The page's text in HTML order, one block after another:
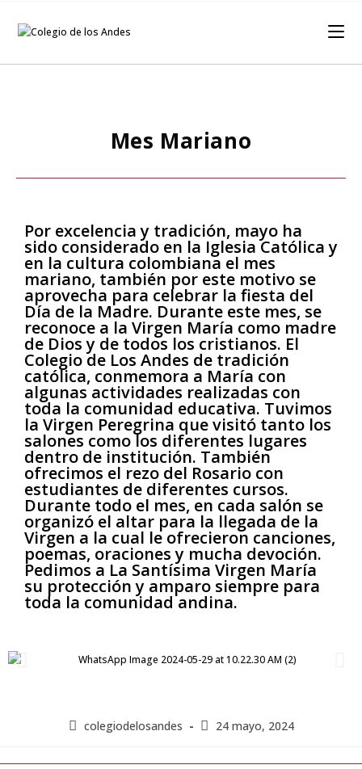
Mes Mariano
Por excelencia y tradición, mayo ha
sido considerado en la Iglesia Católica y
en la cultura colombiana el mes
mariano, también por este motivo se
aprovecha para celebrar la fiesta del
Día de la Madre. Durante este mes, se
reconoce a la Virgen María como madre
de Dios y de todos los cristianos. El
Colegio de Los Andes de tradición
católica, conmemora a María con
algunas actividades realizadas con
toda la comunidad educativa. Tuvimos
la Virgen Peregrina que visitó tanto los
salones como los diferentes lugares
dentro de institución. También
ofrecimos el rezo del Rosario con
estudiantes de diferentes cursos.
Durante todo el mes, en cada salón se
organizó el altar para la llegada de la
Virgen a la cual le ofrecieron canciones,
poemas, oraciones y mucha devoción.
Pedimos a La Santísima Virgen María
su protección y amparo siempre para
toda la comunidad andina.
colegiodelosandes 24 mayo, 2024